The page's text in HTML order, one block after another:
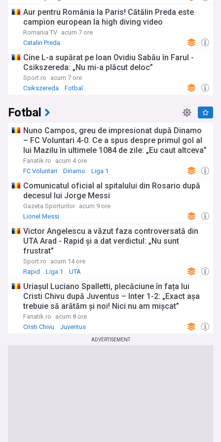
Aur pentru România la Paris! Cătălin Preda este
campion european la high diving video
Romania TV acum 7 ore
Catalin Preda
Cine L-a supărat pe Ioan Ovidiu Sabău în Farul -
Csikszereda: „Nu mi-a plăcut deloc”
Sport.ro
acum 7 ore
Csikszereda
Fotbal
Fotbal
Nuno Campos, greu de impresionat după Dinamo
– FC Voluntari 4-0. Ce a spus despre primul gol al
lui Mazilu în ultimele 1084 de zile: „Eu caut altceva”
Fanatik.ro
acum 4 ore
FC Voluntari
Dinamo Liga 1
Comunicatul oficial al spitalului din Rosario după
decesul lui Jorge Messi
Gazeta Sporturilor acum 9 ore
Lionel Messi
Victor Angelescu a văzut faza controversată din
UTA Arad - Rapid și a dat verdictul: „Nu sunt
frustrat”
Sport.ro
acum 14 ore
Rapid
Liga 1 UTA
Uriașul Luciano Spalletti, plecăciune în fața lui
Cristi Chivu după Juventus – Inter 1-2: „Exact așa
trebuie să arătăm și noi! Nici nu am mișcat”
Fanatik.ro
acum 8 ore
Cristi Chivu
Juventus
ADVERTISEMENT